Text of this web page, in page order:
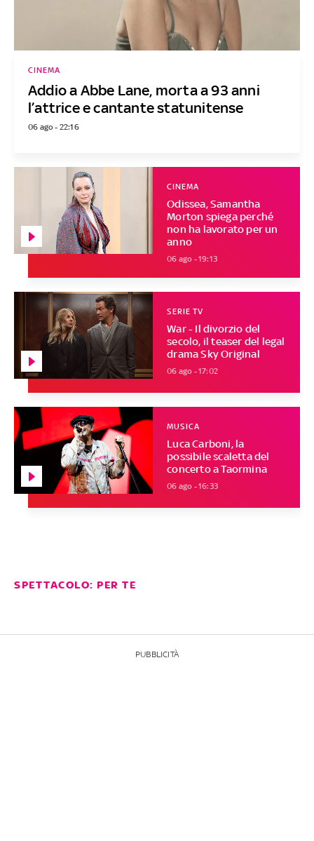
Addio a Abbe Lane, morta a 93 anni
l’attrice e cantante statunitense
CINEMA
06 ago - 22:16
Odissea, Samantha
Morton spiega perché
non ha lavorato per un
anno
CINEMA
06 ago - 19:13
War - Il divorzio del
secolo, il teaser del legal
drama Sky Original
SERIE TV
06 ago - 17:02
Luca Carboni, la
possibile scaletta del
concerto a Taormina
MUSICA
06 ago - 16:33
SPETTACOLO: PER TE
PUBBLICITÀ